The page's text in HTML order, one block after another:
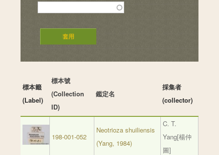
標本籤
(Label)
標本號
(Collection
ID)
鑑定名
採集者
(collector)
198-001-052
Neotrioza shuiliensis
(Yang, 1984)
C. T.
Yang[楊仲
圖]